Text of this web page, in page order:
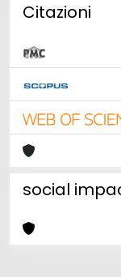
Citazioni
social